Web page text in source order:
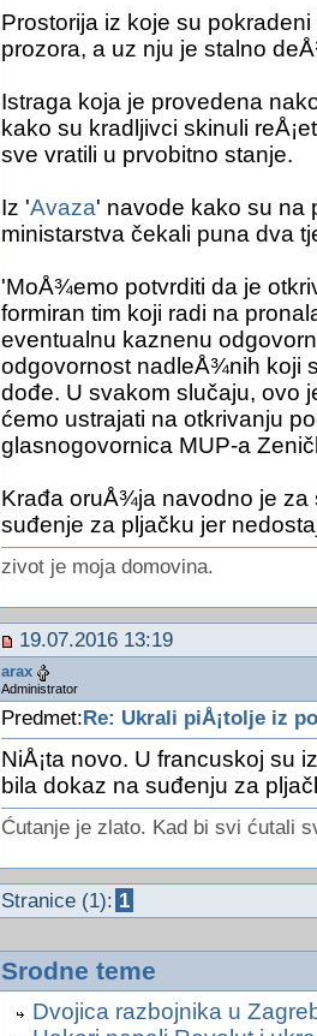
Prostorija iz koje su
prozora, a uz nju je stalno
Istraga koja je provedena
kako su kradljivci skinuli
sve vratili u prvobitno stanje.
Iz 'Avaza' navode kako su na
ministarstva čekali puna dva
'MoÅ¾emo potvrditi da je
formiran tim koji radi na
eventualnu kaznenu
odgovornost nadleÅ¾nih koji
dođe. U svakom slučaju, ovo
ćemo ustrajati na otkrivanju
glasnogovornica MUP-a
Krađa oruÅ¾ja navodno je za
suđenje za pljačku jer
zivot je moja domovina.
19.07.2016 13:19
arax
Administrator
Predmet:Re: Ukrali piÅ¡tolje iz
NiÅ¡ta novo. U francuskoj su
bila dokaz na suđenju za
Ćutanje je zlato. Kad bi svi ćutali
Stranice (1): 1
Srodne teme
Dvojica razbojnika u